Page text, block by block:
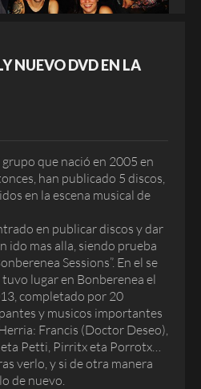
NUEVO DVD EN LA
que nació en 2005 en
han publicado 5 discos,
en la escena musical de
en publicar discos y dar
ido mas alla, siendo prueba
Sessions”. En el se
lugar en Bonberenea el
completado por 20
y musicos importantes
Francis (Doctor Deseo),
Petti, Pirritx eta Porrotx…
verlo, y si de otra manera
de nuevo.